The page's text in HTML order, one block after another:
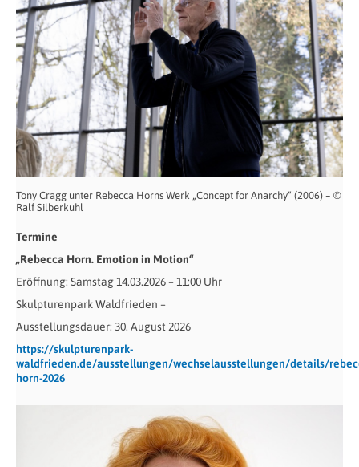
Tony Cragg unter Rebecca Horns Werk „Concept for Anarchy“ (2006) – ©
Ralf Silberkuhl
Termine
„Rebecca Horn. Emotion in Motion“
Eröffnung: Samstag 14.03.2026 – 11:00 Uhr
Skulpturenpark Waldfrieden –
Ausstellungsdauer: 30. August 2026
https://skulpturenpark-
waldfrieden.de/ausstellungen/wechselausstellungen/details/
horn-2026